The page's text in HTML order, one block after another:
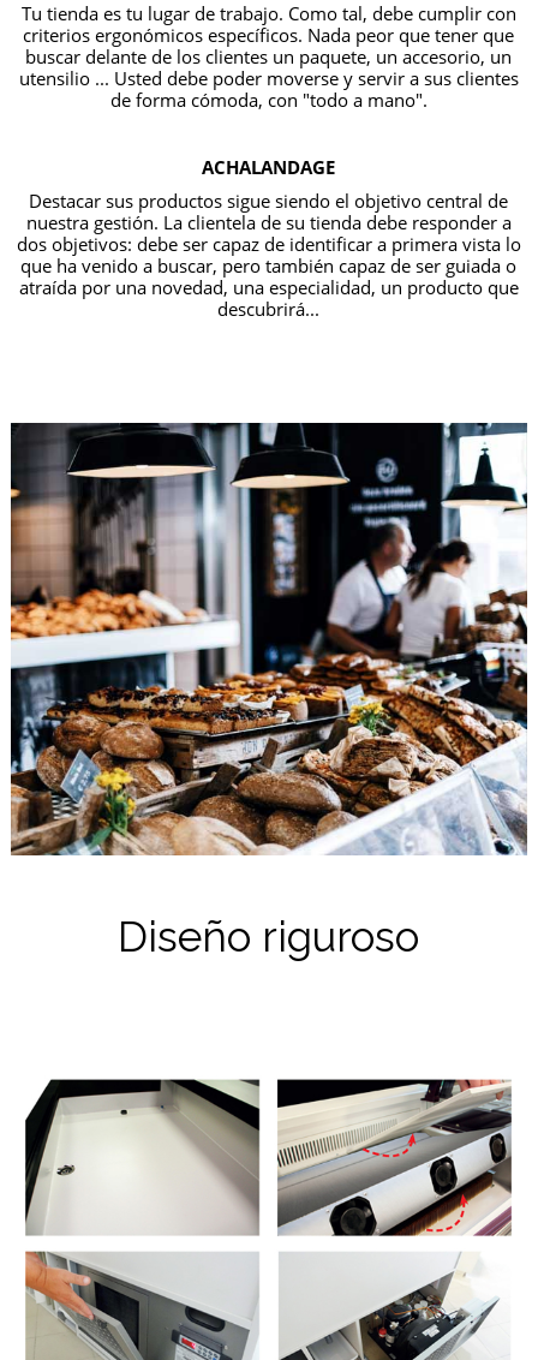
Tu tienda es tu lugar de trabajo. Como tal, debe cumplir con
criterios ergonómicos específicos. Nada peor que tener que
buscar delante de los clientes un paquete, un accesorio, un
utensilio ... Usted debe poder moverse y servir a sus clientes
de forma cómoda, con "todo a mano".
ACHALANDAGE
Destacar sus productos sigue siendo el objetivo central de
nuestra gestión. La clientela de su tienda debe responder a
dos objetivos: debe ser capaz de identificar a primera vista lo
que ha venido a buscar, pero también capaz de ser guiada o
atraída por una novedad, una especialidad, un producto que
descubrirá...
Diseño riguroso